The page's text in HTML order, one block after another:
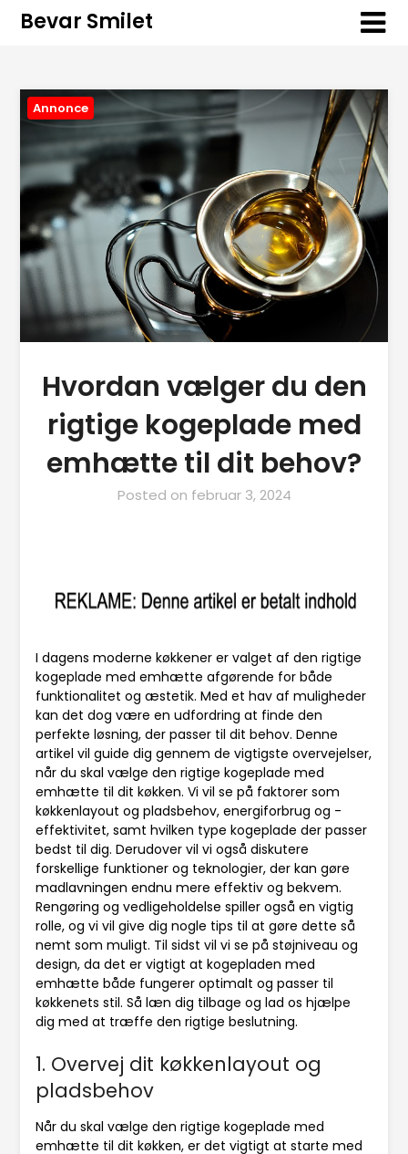
Bevar Smilet
Annonce
Hvordan vælger du den
rigtige kogeplade med
emhætte til dit behov?
Posted on februar 3, 2024
I dagens moderne køkkener er valget af den rigtige
kogeplade med emhætte afgørende for både
funktionalitet og æstetik. Med et hav af muligheder
kan det dog være en udfordring at finde den
perfekte løsning, der passer til dit behov. Denne
artikel vil guide dig gennem de vigtigste overvejelser,
når du skal vælge den rigtige kogeplade med
emhætte til dit køkken. Vi vil se på faktorer som
køkkenlayout og pladsbehov, energiforbrug og -
effektivitet, samt hvilken type kogeplade der passer
bedst til dig. Derudover vil vi også diskutere
forskellige funktioner og teknologier, der kan gøre
madlavningen endnu mere effektiv og bekvem.
Rengøring og vedligeholdelse spiller også en vigtig
rolle, og vi vil give dig nogle tips til at gøre dette så
nemt som muligt. Til sidst vil vi se på støjniveau og
design, da det er vigtigt at kogepladen med
emhætte både fungerer optimalt og passer til
køkkenets stil. Så læn dig tilbage og lad os hjælpe
dig med at træffe den rigtige beslutning.
1. Overvej dit køkkenlayout og
pladsbehov
Når du skal vælge den rigtige kogeplade med
emhætte til dit køkken, er det vigtigt at starte med